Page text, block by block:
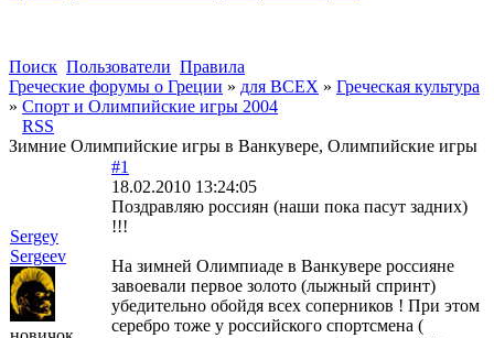
Поиск Пользователи Правила
Греческие форумы о Греции » для ВСЕХ » Греческая культура
» Спорт и Олимпийские игры 2004
RSS
Зимние Олимпийские игры в Ванкувере, Олимпийские игры
Sergey
Sergeev
#1
18.02.2010 13:24:05
Поздравляю россиян (наши пока пасут задних)
!!!
На зимней Олимпиаде в Ванкувере россияне
завоевали первое золото (лыжный спринт)
убедительно обойдя всех соперников ! При этом
серебро тоже у российского спортсмена (